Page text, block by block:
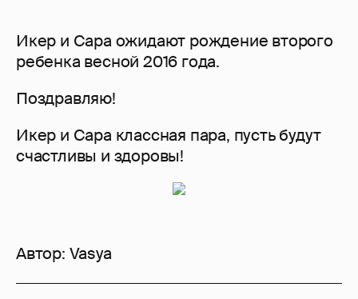
Икер и Сара ожидают рождение второго
ребенка весной 2016 года.
Поздравляю!
Икер и Сара классная пара, пусть будут
счастливы и здоровы!
Автор: Vasya